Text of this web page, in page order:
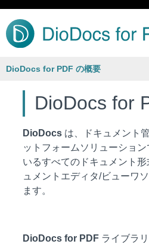
DioDocs for PDF の概要
DioDocs for
DioDocs は、ドキュメント
ットフォームソリューショ
いるすべてのドキュメント
ュメントエディタ/ビューワ
ます。
DioDocs for PDF ライブラ